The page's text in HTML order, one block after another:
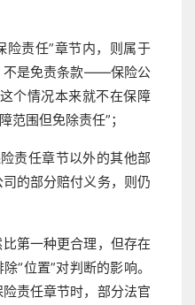
责任”章节内，则属于
不是免责条款——保险公
个情况本来就不在保障
范围但免除责任”；
责任章节以外的其他部
的部分赔付义务，则仍
第一种更合理，但存在
“位置”对判断的影响。
责任章节时，部分法官